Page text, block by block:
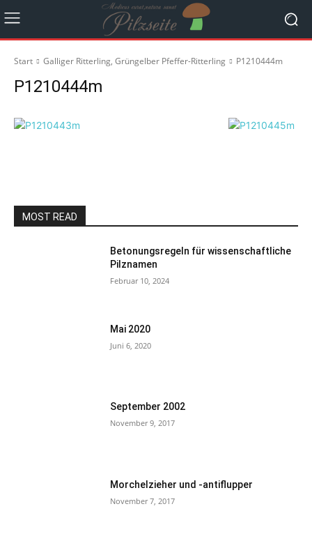
Start Galliger Ritterling, Grüngelber Pfeffer-Ritterling P1210444m
P1210444m
MOST READ
Betonungsregeln für wissenschaftliche
Pilznamen
Februar 10, 2024
Mai 2020
Juni 6, 2020
September 2002
November 9, 2017
Morchelzieher und -antiflupper
November 7, 2017